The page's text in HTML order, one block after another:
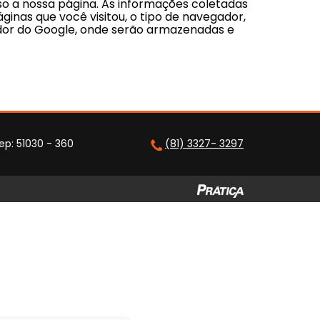
a nossa página. As informações coletadas
que você visitou, o tipo de navegador,
do Google, onde serão armazenadas e
51030 - 360 (81) 3327- 3297